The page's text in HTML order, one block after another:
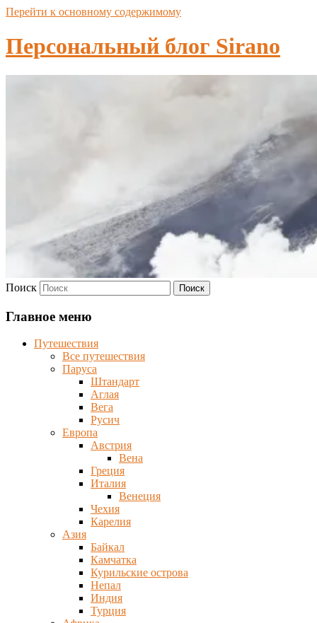
Перейти к основному содержимому
Персональный блог Sirano
Поиск
Главное меню
Путешествия
Все путешествия
Паруса
Штандарт
Аглая
Вега
Русич
Европа
Австрия
Вена
Греция
Италия
Венеция
Чехия
Карелия
Азия
Байкал
Камчатка
Курильские острова
Непал
Индия
Турция